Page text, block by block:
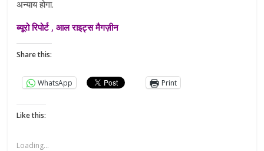
अन्याय होगा.
ब्यूरो रिपोर्ट , आल राइट्स मैगज़ीन
Share this:
WhatsApp Print
Like this:
Loading...